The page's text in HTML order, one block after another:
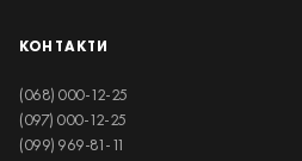
КОНТАКТИ
(068) 000-12-25
(097) 000-12-25
(099) 969-81-11